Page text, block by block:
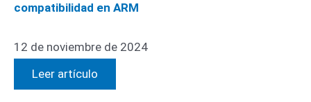
compatibilidad en ARM
12 de noviembre de 2024
Leer artículo